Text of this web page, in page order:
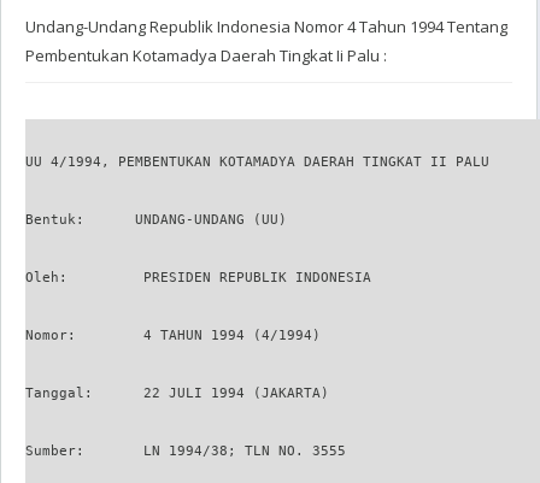
Undang-Undang Republik Indonesia Nomor 4 Tahun 1994 Tentang
Pembentukan Kotamadya Daerah Tingkat Ii Palu :